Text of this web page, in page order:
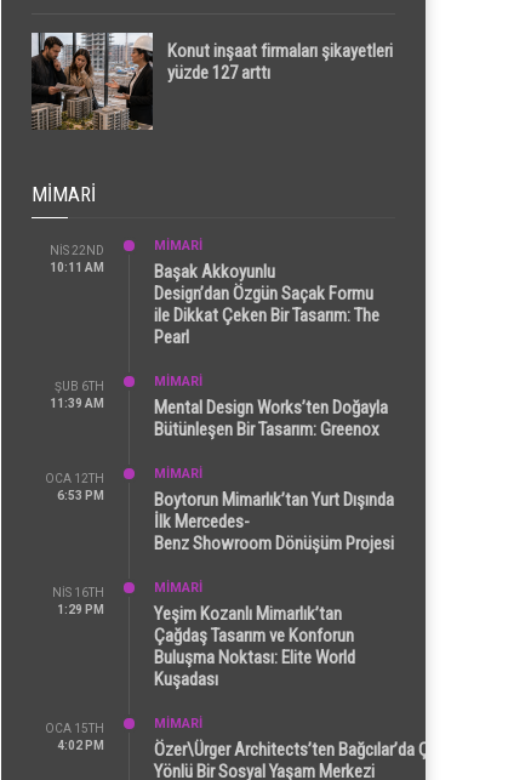
Konut inşaat firmaları şikayetleri
yüzde 127 arttı
MIMARI
NIS 22ND
10:11 AM
MİMARİ
Başak Akkoyunlu
Design’dan Özgün Saçak Formu
ile Dikkat Çeken Bir Tasarım: The
Pearl
ŞUB 6TH
11:39 AM
MİMARİ
Mental Design Works’ten Doğayla
Bütünleşen Bir Tasarım: Greenox
OCA 12TH
6:53 PM
MİMARİ
Boytorun Mimarlık’tan Yurt Dışında
İlk Mercedes-
Benz Showroom Dönüşüm Projesi
NIS 16TH
1:29 PM
MİMARİ
Yeşim Kozanlı Mimarlık’tan
Çağdaş Tasarım ve Konforun
Buluşma Noktası: Elite World
Kuşadası
OCA 15TH
4:02 PM
MİMARİ
Özer\Ürger Architects’ten Bağcılar’da Çok
Yönlü Bir Sosyal Yaşam Merkezi